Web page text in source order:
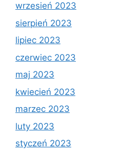
wrzesień 2023
sierpień 2023
lipiec 2023
czerwiec 2023
maj 2023
kwiecień 2023
marzec 2023
luty 2023
styczeń 2023